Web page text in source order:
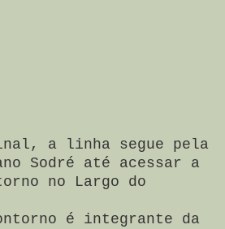
a linha segue pela
Sodré até acessar a
no Largo do
é integrante da